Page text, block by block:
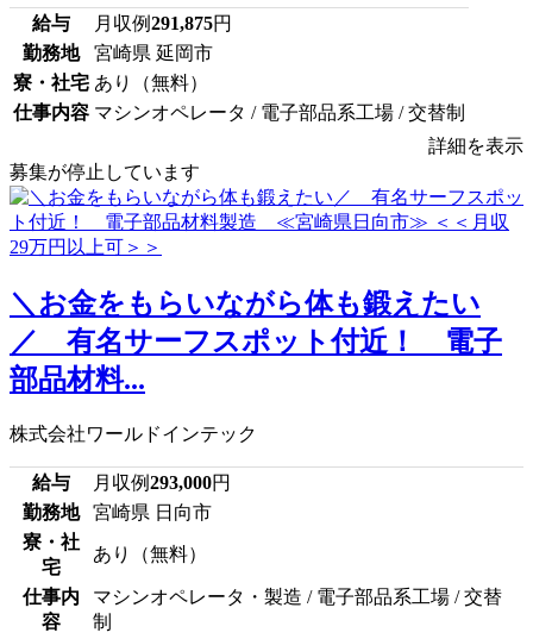
給与 月収例291,875円
勤務地
宮崎県 延岡市
寮・社宅 あり（無料）
仕事内容 マシンオペレータ / 電子部品系工場 / 交替制
詳細を表示
募集が停止しています
＼お金をもらいながら体も鍛えたい
／ 有名サーフスポット付近！ 電子
部品材料...
株式会社ワールドインテック
給与 月収例293,000円
勤務地
宮崎県 日向市
寮・社
宅
あり（無料）
仕事内
容
マシンオペレータ・製造 / 電子部品系工場 / 交替
制